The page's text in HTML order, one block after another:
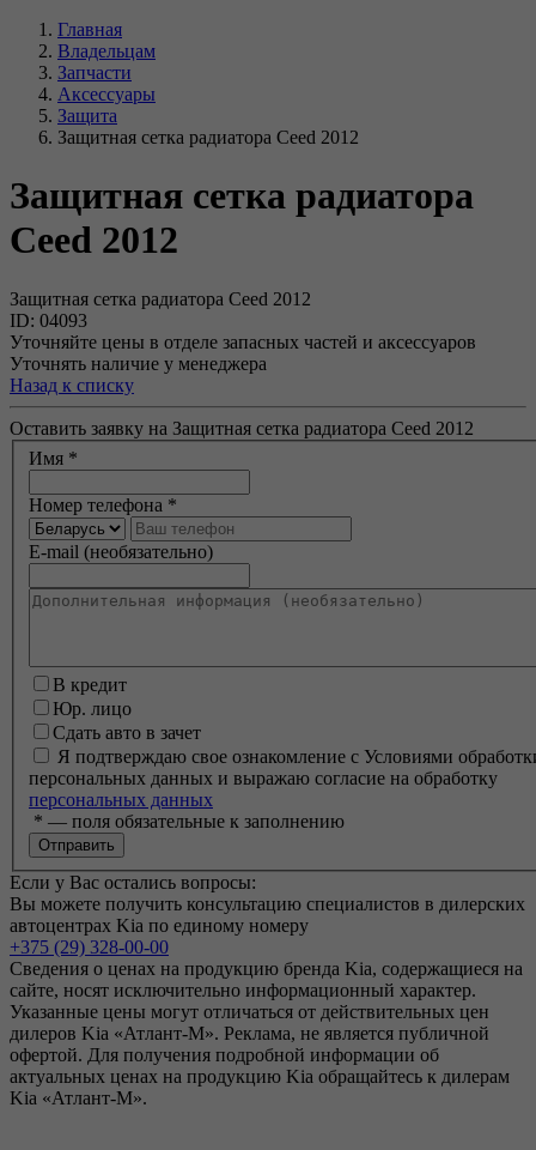
Главная
Владельцам
Запчасти
Аксессуары
Защита
Защитная сетка радиатора Ceed 2012
Защитная сетка радиатора
Ceed 2012
Защитная сетка радиатора Ceed 2012
ID: 04093
Уточняйте цены в отделе запасных частей и аксессуаров
Уточнять наличие у менеджера
Назад к списку
Оставить заявку на Защитная сетка радиатора Ceed 2012
Имя *
Номер телефона *
E-mail (необязательно)
В кредит
Юр. лицо
Сдать авто в зачет
Я подтверждаю свое ознакомление с Условиями
персональных данных и выражаю согласие на обработку
персональных данных
* — поля обязательные к заполнению
Если у Вас остались вопросы:
Вы можете получить консультацию специалистов в дилерских
автоцентрах Kia по единому номеру
+375 (29) 328-00-00
Сведения о ценах на продукцию бренда Kia, содержащиеся на
сайте, носят исключительно информационный характер.
Указанные цены могут отличаться от действительных цен
дилеров Kia «Атлант-М». Реклама, не является публичной
офертой. Для получения подробной информации об
актуальных ценах на продукцию Kia обращайтесь к дилерам
Kia «Атлант-М».